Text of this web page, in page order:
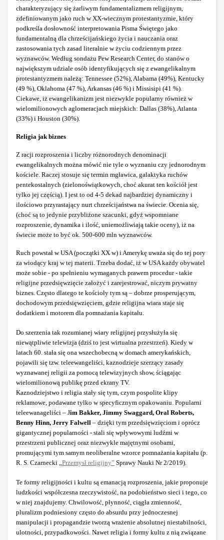
charakteryzujący się żarliwym fundamentalizmem religijnym,
zdefiniowanym jako ruch w XX-wiecznym protestantyzmie, który
podkreśla dosłowność interpretowania Pisma Świętego jako
fundamentalną dla chrześcijańskiego życia i nauczania oraz
zastosowania tych zasad literalnie w życiu codziennym przez
wyznawców. Według sondażu Pew Research Center, do stanów o
największym udziale osób identyfikujących się z ewangelikalnym
protestantyzmem należą: Tennessee (52%), Alabama (49%), Kentucky
(49 %), Oklahoma (47 %), Arkansas (46 %) i Missisipi (41 %).
Ciekawe, iż ewangelikanizm jest niezwykle popularny również w
wielomilionowych aglomeracjach miejskich: Dallas (38%), Atlanta
(33%) i Houston (30%).
Religia jak biznes
Z racji rozproszenia i liczby różnorodnych denominacji
ewangelikalnych można mówić nie tyle o wyznaniu czy jednorodnym
kościele. Raczej stosuje się termin mgławica, galaktyka ruchów
pentekostalnych (zielonoświątkowych, choć akurat ten kościół jest
tylko jej częścią). I jest to od 4-5 dekad najbardziej dynamiczny i
ilościowo przyrastający nurt chrześcijaństwa na świecie. Ocenia się,
(choć są to jedynie przybliżone szacunki, gdyż wspomniane
rozproszenie, dynamika i ilość, uniemożliwiają takie oceny), iż na
świecie może to być ok. 500-600 mln wyznawców.
Ruch powstał w USA (początki XX w) i Amerykę uważa się do tej pory
za wiodący kraj w tej materii. Trzeba dodać, iż w USA każdy obywatel
może sobie - po spełnieniu wymaganych prawem procedur - takie
religijne przedsięwzięcie założyć i zarejestrować, niczym prywatny
biznes. Często dlatego te kościoły tym są – dobrze prosperującym,
dochodowym przedsięwzięciem, gdzie religijna wiara staje się
dodatkiem i motorem dla pomnażania kapitału.
Do szerzenia tak rozumianej wiary religijnej przysłużyła się
niewątpliwie telewizja (dziś to jest wirtualna przestrzeń). Kiedy w
latach 60. stała się ona wszechobecną w domach amerykańskich,
pojawili się tzw. teleewangeliści, kaznodzieje szerzący zasady
wyznawanej religii za pomocą telewizyjnych show, ściągając
wielomilionową publikę przed ekrany TV.
Kaznodziejstwo i religia stały się tym, czym pospolite klipy
reklamowe, podawane tylko w specyficznym opakowaniu. Popularni
teleewanageliści – Jim Bakker, Jimmy Swaggard, Oral Roberts,
Benny Hinn, Jerry Falwell – dzięki tym przedsięwzięciom i oprócz
gigantycznej popularności - stali się wpływowymi ludźmi w
przestrzeni publicznej oraz niezwykle majętnymi osobami,
promującymi tym samym neoliberalne wzorce pomnażania kapitału (p.
R. S. Czarnecki „ Przemysł religijny” Sprawy Nauki Nr 2/2019).
Te formy religijności i kultu są emanacją rozproszenia, jakie proponuje
ludzkości współczesna rzeczywistość, na podobieństwo sieci i tego, co
w niej znajdujemy. Chwilowość, płynność, ciągła zmienność,
pluralizm podniesiony często do absurdu przy jednoczesnej
manipulacji i propagandzie tworzą wrażenie absolutnej niestabilności,
ulotności, przypadkowości. Nawet religia i formy kultu z nią związane